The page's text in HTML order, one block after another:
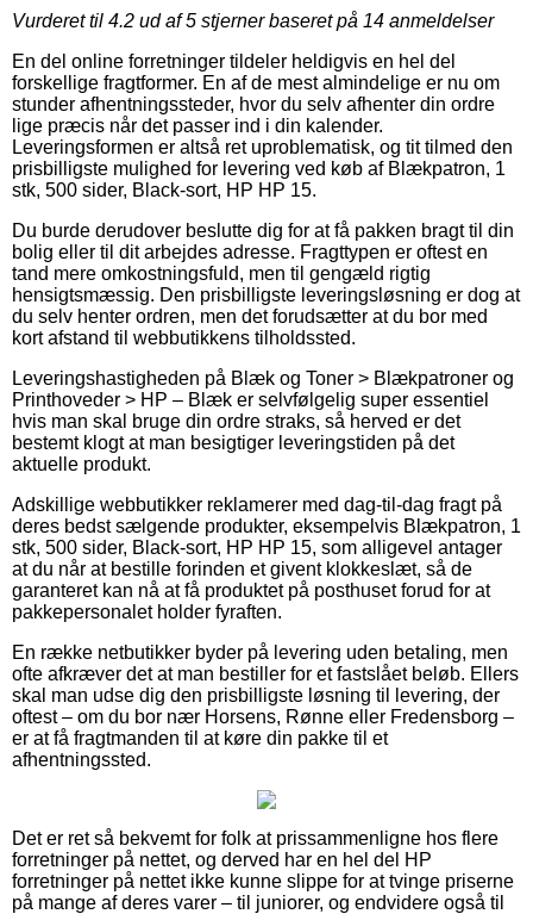
Vurderet til 4.2 ud af 5 stjerner baseret på 14 anmeldelser
En del online forretninger tildeler heldigvis en hel del
forskellige fragtformer. En af de mest almindelige er nu om
stunder afhentningssteder, hvor du selv afhenter din ordre
lige præcis når det passer ind i din kalender.
Leveringsformen er altså ret uproblematisk, og tit tilmed den
prisbilligste mulighed for levering ved køb af Blækpatron, 1
stk, 500 sider, Black-sort, HP HP 15.
Du burde derudover beslutte dig for at få pakken bragt til din
bolig eller til dit arbejdes adresse. Fragttypen er oftest en
tand mere omkostningsfuld, men til gengæld rigtig
hensigtsmæssig. Den prisbilligste leveringsløsning er dog at
du selv henter ordren, men det forudsætter at du bor med
kort afstand til webbutikkens tilholdssted.
Leveringshastigheden på Blæk og Toner > Blækpatroner og
Printhoveder > HP – Blæk er selvfølgelig super essentiel
hvis man skal bruge din ordre straks, så herved er det
bestemt klogt at man besigtiger leveringstiden på det
aktuelle produkt.
Adskillige webbutikker reklamerer med dag-til-dag fragt på
deres bedst sælgende produkter, eksempelvis Blækpatron, 1
stk, 500 sider, Black-sort, HP HP 15, som alligevel antager
at du når at bestille forinden et givent klokkeslæt, så de
garanteret kan nå at få produktet på posthuset forud for at
pakkepersonalet holder fyraften.
En række netbutikker byder på levering uden betaling, men
ofte afkræver det at man bestiller for et fastslået beløb. Ellers
skal man udse dig den prisbilligste løsning til levering, der
oftest – om du bor nær Horsens, Rønne eller Fredensborg –
er at få fragtmanden til at køre din pakke til et
afhentningssted.
Det er ret så bekvemt for folk at prissammenligne hos flere
forretninger på nettet, og derved har en hel del HP
forretninger på nettet ikke kunne slippe for at tvinge priserne
på mange af deres varer – til juniorer, og endvidere også til